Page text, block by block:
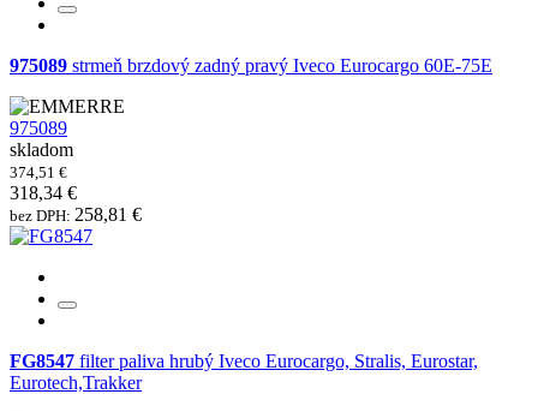
975089 strmeň brzdový zadný pravý Iveco Eurocargo 60E-75E
975089
skladom
374,51 €
318,34 €
bez DPH: 258,81 €
FG8547 filter paliva hrubý Iveco Eurocargo, Stralis, Eurostar,
Eurotech,Trakker